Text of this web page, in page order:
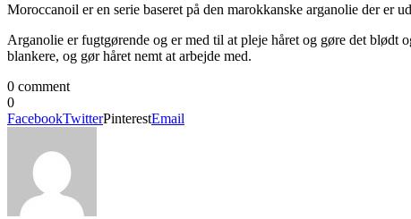
Moroccanoil er en serie baseret på den marokkanske arganolie der er
Arganolie er fugtgørende og er med til at pleje håret og gøre det blødt
blankere, og gør håret nemt at arbejde med.
0 comment
0
FacebookTwitterPinterestEmail